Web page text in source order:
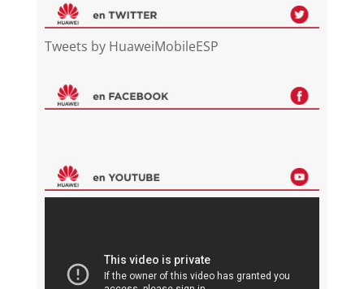
Tweets by HuaweiMobileESP